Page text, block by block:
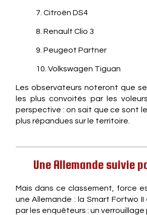
7. Citroën DS4
8. Renault Clio 3
9. Peugeot Partner
10. Volkswagen Tiguan
Les observateurs noteront que
les plus convoités par les
perspective : on sait que ce sont
plus répandues sur le territoire.
Une Allemande suivie
Mais dans ce classement, force
une Allemande : la Smart Fortwo
par les enquêteurs : un